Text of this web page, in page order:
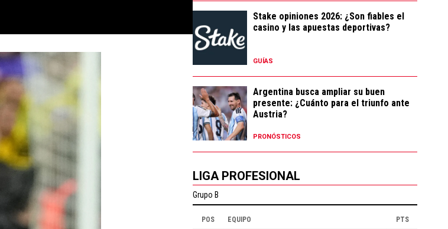
Stake opiniones 2026: ¿Son fiables el
casino y las apuestas deportivas?
GUÍAS
Argentina busca ampliar su buen
presente: ¿Cuánto para el triunfo ante
Austria?
PRONÓSTICOS
LIGA PROFESIONAL